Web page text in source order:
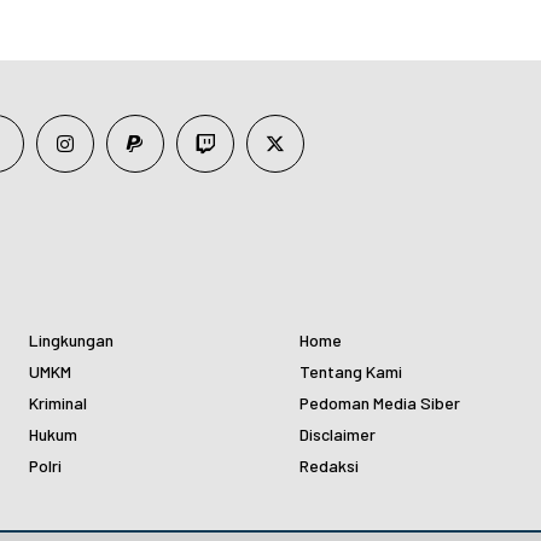
Lingkungan
UMKM
Kriminal
Hukum
Polri
Home
Tentang Kami
Pedoman Media Siber
Disclaimer
Redaksi